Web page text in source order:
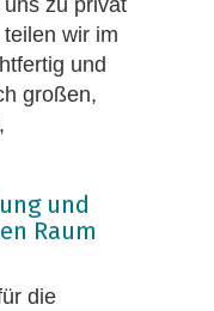
zu privat
wir im
und
großen,
und
Raum
die